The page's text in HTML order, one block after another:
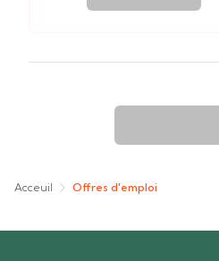
Acceuil Offres d'emploi